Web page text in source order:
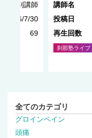
特別講師
2026/7/30
69
講師名
投稿日
再生回数
刹那塾ライブ
全てのカテゴリ
グロインペイン
頭痛